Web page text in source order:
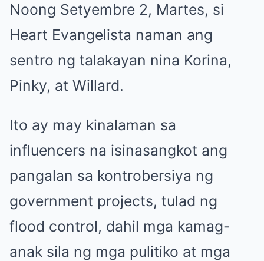
Noong Setyembre 2, Martes, si
Heart Evangelista naman ang
sentro ng talakayan nina Korina,
Pinky, at Willard.
Ito ay may kinalaman sa
influencers na isinasangkot ang
pangalan sa kontrobersiya ng
government projects, tulad ng
flood control, dahil mga kamag-
anak sila ng mga pulitiko at mga